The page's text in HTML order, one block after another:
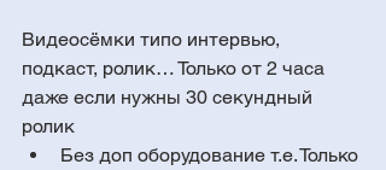
Видеосёмки типо интервью,
подкаст, ролик… Только от 2 часа
даже если нужны 30 секундный
ролик
Без доп оборудование т.е. Только